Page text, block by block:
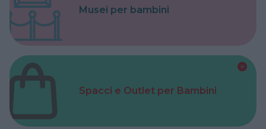
Musei per bambini
Spacci e Outlet per Bambini